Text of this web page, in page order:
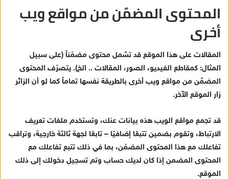
المحتوى المضمّن من مواقع ويب
أخرى
المقالات على هذا الموقع قد تشمل محتوى مضمّناً (على سبيل
المثال: كمقاطع الفيديو، الصور، المقالات .. الخ). يتصرّف المحتوى
المضمَّن من مواقع ويب أخرى بالطريقة نفسها تماماً كما لو أن الزائر
زار الموقع الآخر.
قد تجمع مواقع الويب هذه بيانات عنك، وتستخدم ملفات تعريف
الارتباط، وتقوم بضمين تتبعًا إضافيًا – تابعًا لجهة ثالثة خارجية، وتراقب
تفاعلك مع هذا المحتوى المضمّن، بما في ذلك تتبع تفاعلك مع
المحتوى المضمن إذا كان لديك حساب وتم تسجيل دخولك إلى ذلك
الموقع.